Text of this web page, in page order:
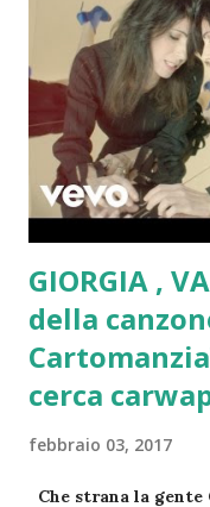
guardare le stelle e
Ti auguro tempo
Non ha più senso
trovare te stesso,
ora come un dono.
perdonare. Ti
vita. Elli Michler
GIORGIA ,
della
cerca
febbraio 03, 2017
Che strana la